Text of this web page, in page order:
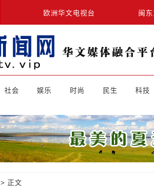
欧洲华文电视台 闽
社会 娱乐 时尚 民生 科技
> 正文